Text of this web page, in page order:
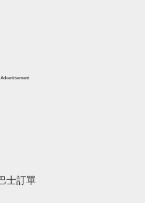
Advertisement
士訂單